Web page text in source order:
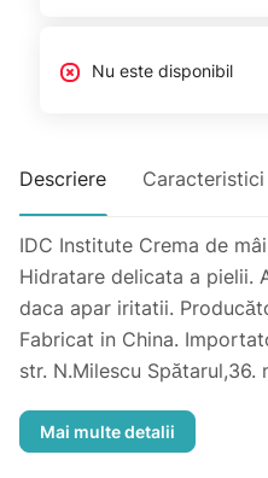
Nu este disponibil
Descriere Caracteristici
IDC Institute Crema de
Hidratare delicata a pielii.
daca apar iritatii.
Fabricat in China.
str. N.Milescu Spătarul,36.